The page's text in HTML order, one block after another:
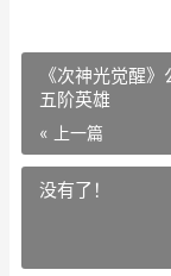
《次神光觉醒
五阶英雄
« 上一篇
没有了！